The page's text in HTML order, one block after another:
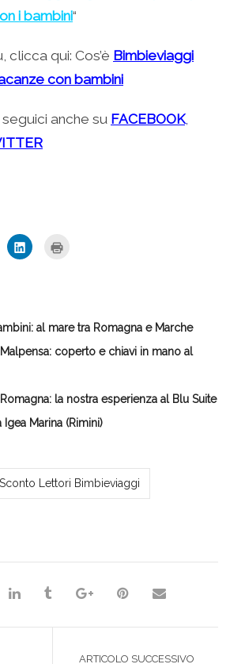
i bambini“
clicca qui: Cos’è Bimbieviaggi
con bambini
anche su FACEBOOK,
Fai
clic
apre
in
nuova
finestra)
una
nuova
al mare tra Romagna e Marche
coperto e chiavi in mano al
la nostra esperienza al Blu Suite
Marina (Rimini)
Sconto Lettori Bimbieviaggi
ARTICOLO SUCCESSIVO